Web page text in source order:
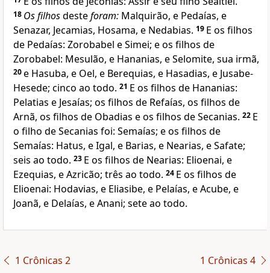
18 Os filhosdesteforam: Malquirão, e Pedaías, e
Senazar, Jecamias, Hosama, e Nedabias. 19 E os filhos
de Pedaías: Zorobabel e Simei; e os filhos de
Zorobabel: Mesulão, e Hananias, e Selomite, sua irmã,
20e Hasuba, e Oel, e Berequias, e Hasadias, e Jusabe-
Hesede; cinco ao todo. 21 E os filhos de Hananias:
Pelatias e Jesaías; os filhos de Refaías, os filhos de
Arnã, os filhos de Obadias e os filhos de Secanias. 22 E
o filho de Secanias foi: Semaías; e os filhos de
Semaías: Hatus, e Igal, e Barias, e Nearias, e Safate;
seis ao todo. 23 E os filhos de Nearias: Elioenai, e
Ezequias, e Azricão; três ao todo. 24 E os filhos de
Elioenai: Hodavias, e Eliasibe, e Pelaías, e Acube, e
Joanã, e Delaías, e Anani; sete ao todo.
1 Crônicas 2 1 Crônicas 4